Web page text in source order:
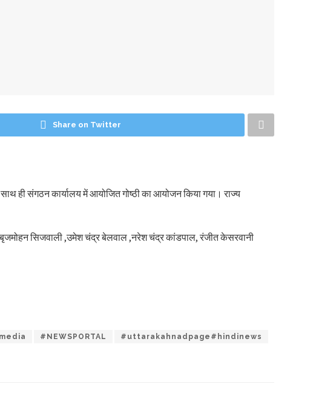
Share on Twitter
ही संगठन कार्यालय में आयोजित गोष्ठी का आयोजन किया गया। राज्य
सिजवाली ,उमेश चंद्र बेलवाल ,नरेश चंद्र कांडपाल, रंजीत केसरवानी
#NEWSPORTAL #uttarakahnadpage#hindinews